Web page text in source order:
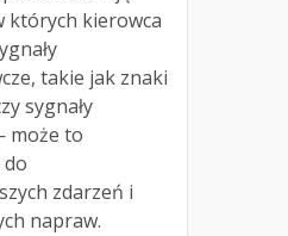
których kierowca
takie jak znaki
sygnały
może to
zdarzeń i
napraw.